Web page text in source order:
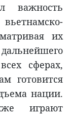
важность
их
сферах,
готовится
нации.
играют